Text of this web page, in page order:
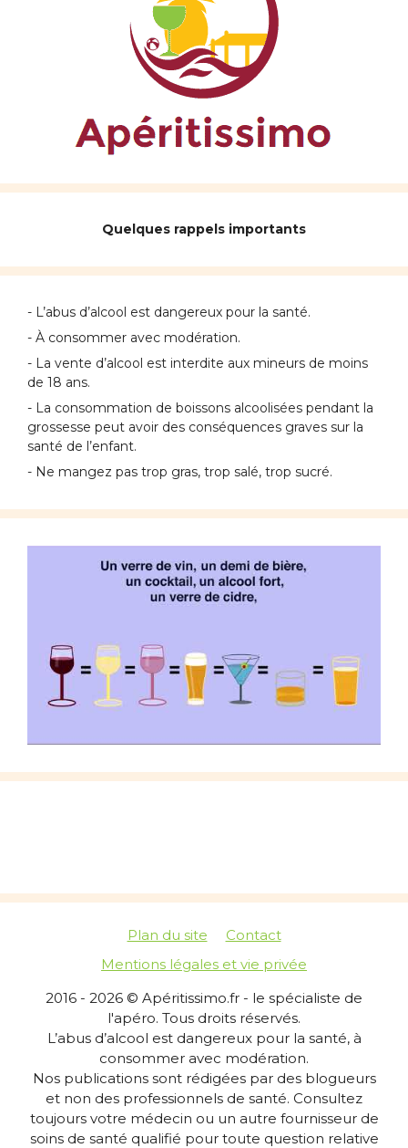
Quelques rappels importants
- L’abus d’alcool est dangereux pour la santé.
- À consommer avec modération.
- La vente d’alcool est interdite aux mineurs de moins
de 18 ans.
- La consommation de boissons alcoolisées pendant la
grossesse peut avoir des conséquences graves sur la
santé de l’enfant.
- Ne mangez pas trop gras, trop salé, trop sucré.
Plan du site
Contact
Mentions légales et vie privée
2016 - 2026 © Apéritissimo.fr - le spécialiste de
l'apéro. Tous droits réservés.
L’abus d’alcool est dangereux pour la santé, à
consommer avec modération.
Nos publications sont rédigées par des blogueurs
et non des professionnels de santé. Consultez
toujours votre médecin ou un autre fournisseur de
soins de santé qualifié pour toute question relative